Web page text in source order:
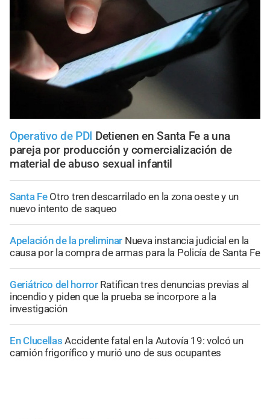
Operativo de PDI Detienen en Santa Fe a una
pareja por producción y comercialización de
material de abuso sexual infantil
Santa Fe Otro tren descarrilado en la zona oeste y un
nuevo intento de saqueo
Apelación de la preliminar Nueva instancia judicial en la
causa por la compra de armas para la Policía de Santa Fe
Geriátrico del horror Ratifican tres denuncias previas al
incendio y piden que la prueba se incorpore a la
investigación
En Clucellas Accidente fatal en la Autovía 19: volcó un
camión frigorífico y murió uno de sus ocupantes